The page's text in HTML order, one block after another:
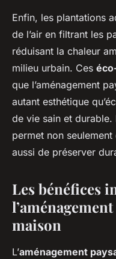
Enfin, les plantations
de l’air en filtrant les
réduisant la chaleur
milieu urbain. Ces
que l’aménagement
autant esthétique
de vie sain et
permet non
aussi de préserver
Les bénéfices
maison
L’aménagement